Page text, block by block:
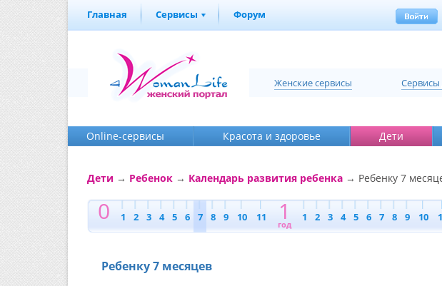
Главная Сервисы Форум
Женские сервисы
Online-cервисы Красота и здоровье Дети
Дети → Ребенок → Календарь развития ребенка → Ребенку 7
0 1 2 3 4 5 6 7 8 9 10 11 1
год
1 2 3 4 5 6 7 8 9 10
Ребенку 7 месяцев